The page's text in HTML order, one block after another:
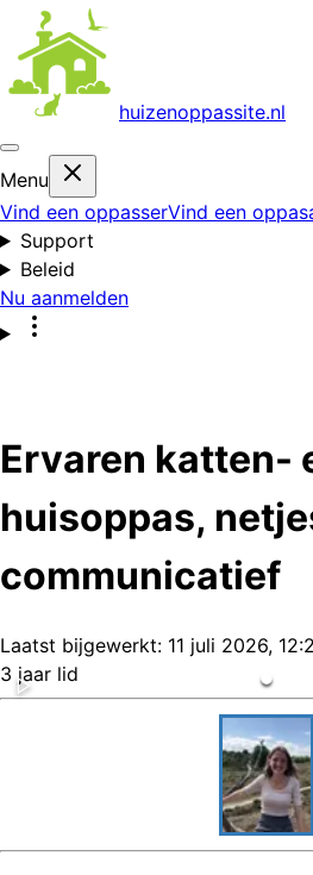
huizenoppassite.nl
Menu
Vind een oppasserVind een
Support
Beleid
Nu aanmelden
Ervaren katten-
huisoppas,
communicatief
Laatst bijgewerkt: 11 juli 2026,
3 jaar lid